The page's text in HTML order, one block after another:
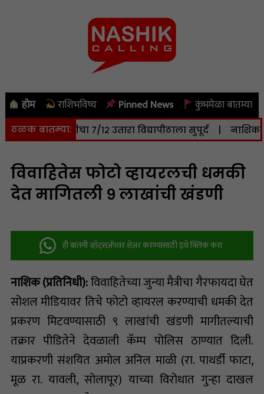
होम राशिभविष्य Pinned News कुंभमेळा बातम्या
ठळक बातम्या:
जमिनीचा ७/१२ उतारा विद्यापीठाला सुपूर्द | नाशिक:
विवाहितेस फोटो व्हायरलची धमकी
देत मागितली ९ लाखांची खंडणी
ही बातमी व्हॉट्सअ‍ॅपवर शेअर करण्यासाठी इथे क्लिक करा
नाशिक (प्रतिनिधी):विवाहितेच्या जुन्या मैत्रीचा गैरफायदा घेत
सोशल मीडियावर तिचे फोटो व्हायरल करण्याची धमकी देत
प्रकरण मिटवण्यासाठी ९ लाखांची खंडणी मागीतल्याची
तक्रार पीडितेने देवळाली कॅम्प पोलिस ठाण्यात दिली.
याप्रकरणी संशयित अमोल अनिल माळी (रा. पाथर्डी फाटा,
मूळ रा. यावली, सोलापूर) याच्या विरोधात गुन्हा दाखल